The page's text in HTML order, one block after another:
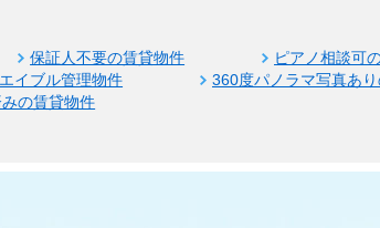
保証人不要の賃貸物件 ピアノ相談可
エイブル管理物件 360度パノラマ写真あ
の賃貸物件